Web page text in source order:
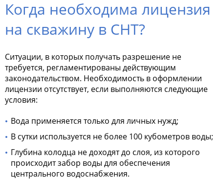
Когда необходима лицензия
на скважину в СНТ?
Ситуации, в которых получать разрешение не
требуется, регламентированы действующим
законодательством. Необходимость в оформлении
лицензии отсутствует, если выполняются следующие
условия:
Вода применяется только для личных нужд;
В сутки используется не более 100 кубометров воды;
Глубина колодца не доходят до слоя, из которого
происходит забор воды для обеспечения
центрального водоснабжения.